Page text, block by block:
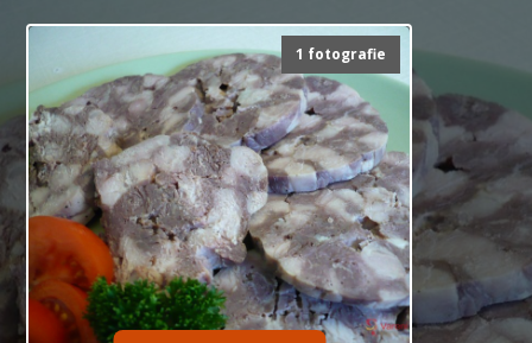
1 fotografie